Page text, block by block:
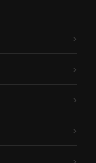
›
›
›
›
›